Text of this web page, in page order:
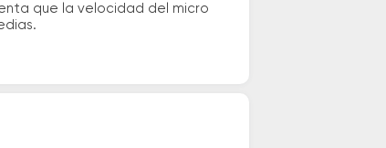
que la velocidad del micro